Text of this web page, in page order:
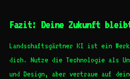
Fazit: Deine Zukunft
Landschaftsgärtner KI ist ein
dich. Nutze die Technologie als
und Design, aber vertraue auf